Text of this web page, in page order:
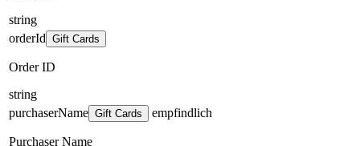
string
orderId Gift Cards
Order ID
string
purchaserName Gift Cards empfindlich
Purchaser Name